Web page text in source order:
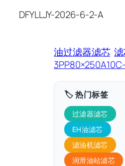
DFYLLJY-2026-6-2-A
油过滤器滤芯
🏷️ 热门标签
过滤器滤芯
EH油滤芯
滤油机滤芯
润滑油站滤芯